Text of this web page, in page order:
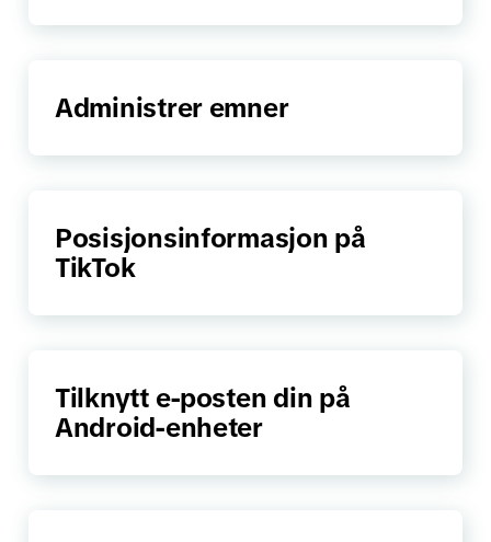
Administrer emner
Posisjonsinformasjon på
TikTok
Tilknytt e-posten din på
Android-enheter